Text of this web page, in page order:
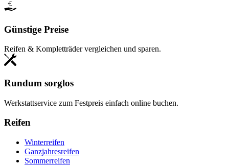
Günstige Preise
Reifen & Kompletträder vergleichen und sparen.
Rundum sorglos
Werkstattservice zum Festpreis einfach online buchen.
Reifen
Winterreifen
Ganzjahresreifen
Sommerreifen